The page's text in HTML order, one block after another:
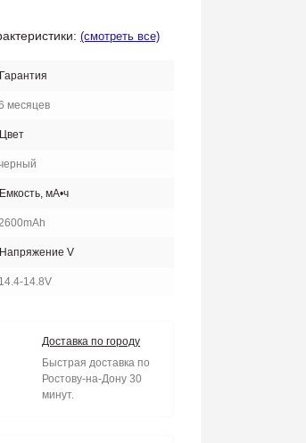
(смотреть все)
Гарантия
месяцев
Цвет
Емкость, мА•ч
Напряжение V
14.4-14.8V
Доставка по городу
Быстрая доставка по
Ростову-на-Дону 30
минут.